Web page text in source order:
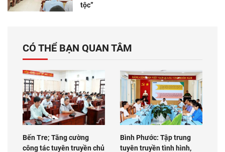
tộc”
CÓ THỂ BẠN QUAN TÂM
Bến Tre; Tăng cường
công tác tuyên truyền chủ
Bình Phước: Tập trung
tuyên truyền tình hình,